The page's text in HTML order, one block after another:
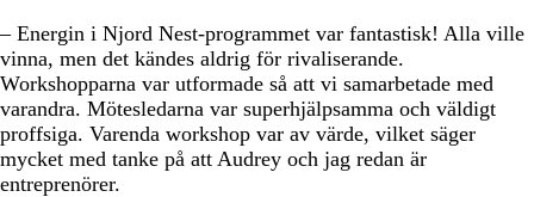
– Energin i Njord Nest-programmet var fantastisk! Alla ville
vinna, men det kändes aldrig för rivaliserande.
Workshopparna var utformade så att vi samarbetade med
varandra. Mötesledarna var superhjälpsamma och väldigt
proffsiga. Varenda workshop var av värde, vilket säger
mycket med tanke på att Audrey och jag redan är
entreprenörer.